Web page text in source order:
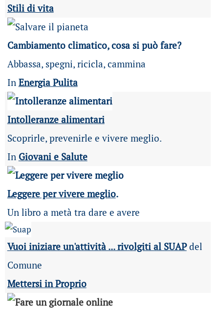
Stili di vita
Cambiamento climatico, cosa si può fare?
Abbassa, spegni, ricicla, cammina
In Energia Pulita
Intolleranze alimentari
Scoprirle, prevenirle e vivere meglio.
In Giovani e Salute
Leggere per vivere meglio.
Un libro a metà tra dare e avere
Vuoi iniziare un'attività ... rivolgiti al SUAPdel
Comune
Mettersi in Proprio